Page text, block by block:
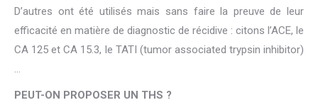
D’autres ont été utilisés mais sans faire la preuve de leur
efficacité en matière de diagnostic de récidive : citons l’ACE, le
CA 125 et CA 15.3, le TATI (tumor associated trypsin inhibitor)
…
PEUT-ON PROPOSER UN THS ?